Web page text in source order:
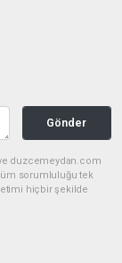
Gönder
duzcemeydan.com
sorumluluğu tek
hiçbir şekilde